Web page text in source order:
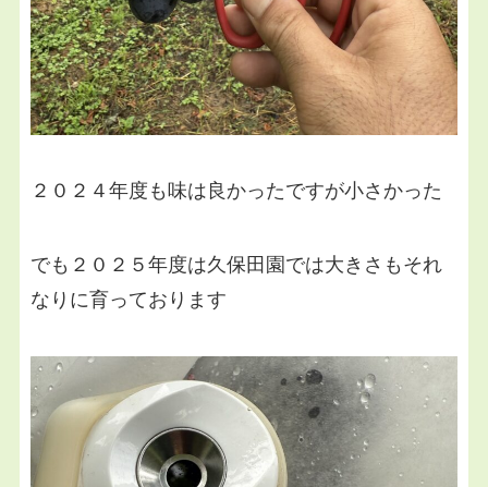
２０２４年度も味は良かったですが小さかった
でも２０２５年度は久保田園では大きさもそれ
なりに育っております